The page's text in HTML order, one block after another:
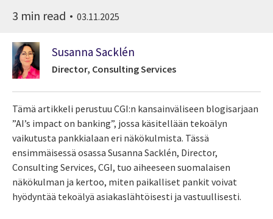
3 min read 03.11.2025
Susanna Sacklén
Director, Consulting Services
Tämä artikkeli perustuu CGI:n kansainväliseen blogisarjaan
”AI’s impact on banking”, jossa käsitellään tekoälyn
vaikutusta pankkialaan eri näkökulmista. Tässä
ensimmäisessä osassa Susanna Sacklén, Director,
Consulting Services, CGI, tuo aiheeseen suomalaisen
näkökulman ja kertoo, miten paikalliset pankit voivat
hyödyntää tekoälyä asiakaslähtöisesti ja vastuullisesti.